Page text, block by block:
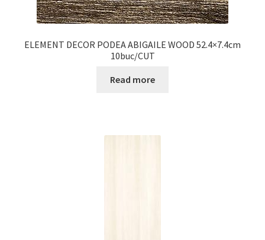
ELEMENT DECOR PODEA ABIGAILE WOOD 52.4×7.4cm
10buc/CUT
Read more